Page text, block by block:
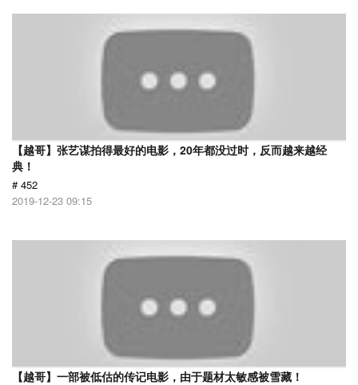
【越哥】张艺谋拍得最好的电影，20年都没过时，反而越来越经
典！
# 452
2019-12-23 09:15
【越哥】一部被低估的传记电影，由于题材太敏感被雪藏！